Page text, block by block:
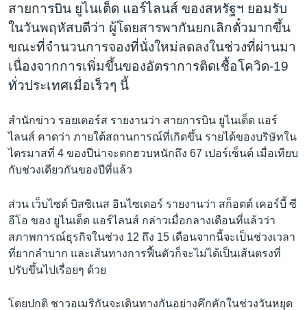
เลือกภาษา
สายการบิน ยูไนเต็ด แอร์ไลนส์ ของสหรัฐฯ ยอมรับ
ในวันพฤหัสบดีว่า ผู้โดยสารพากันยกเลิกตั๋วมากขึ้น
ขณะที่จำนวนการจองที่นั่งใหม่ลดลงในช่วงที่ผ่านมา
เนื่องจากการเพิ่มขึ้นของอัตราการติดเชื้อโควิด-19
ทั่วประเทศเมื่อเร็วๆ นี้
สำนักข่าว รอยเตอร์ส รายงานว่า สายการบิน ยูไนเต็ด แอร์
ไลนส์ คาดว่า ภายใต้สถานการณ์ที่เกิดขึ้น รายได้ของบริษัทใน
ไตรมาสที่ 4 ของปีน่าจะตกฮวบหนักถึง 67 เปอร์เซ็นต์ เมื่อเทียบ
กับช่วงเดียวกันของปีที่แล้ว
ส่วน เว็บไซต์ บิสซิเนส อินไซเดอร์ รายงานว่า สก็อตต์ เคอร์บี้ ซี
อีโอ ของ ยูไนเต็ด แอร์ไลนส์ กล่าวเมื่อกลางเดือนที่แล้วว่า
สภาพการณ์ธุรกิจในช่วง 12 ถึง 15 เดือนจากนี้จะเป็นช่วงเวลา
ที่ยากลำบาก และเส้นทางการฟื้นตัวก็จะไม่ได้เป็นเส้นตรงที่
ปรับขึ้นไปเรื่อยๆ ด้วย
โดยปกติ ชาวอเมริกันจะเดินทางกันอย่างคึกคักในช่วงวันหยุด